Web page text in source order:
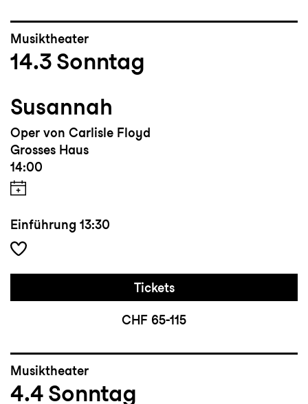
Musiktheater
14.3 Sonntag
Susannah
Oper von Carlisle Floyd
Grosses Haus
14:00
Einführung 13:30
Tickets
CHF 65-115
Musiktheater
4.4 Sonntag